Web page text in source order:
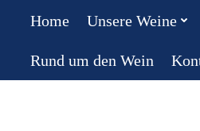
Home Unsere Weine
Rund um den Wein